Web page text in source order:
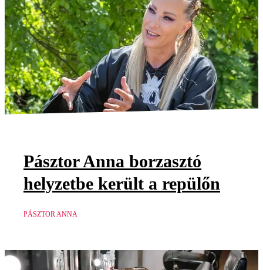
Pásztor Anna borzasztó
helyzetbe került a repülőn
PÁSZTOR ANNA